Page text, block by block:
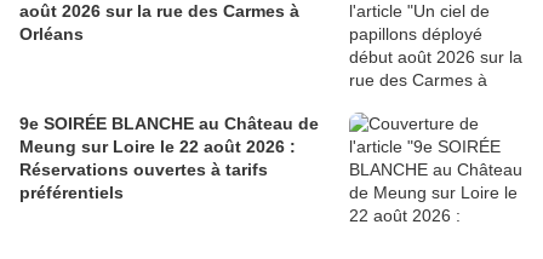
août 2026 sur la rue des Carmes à
Orléans
9e SOIRÉE BLANCHE au Château de
Meung sur Loire le 22 août 2026 :
Réservations ouvertes à tarifs
préférentiels